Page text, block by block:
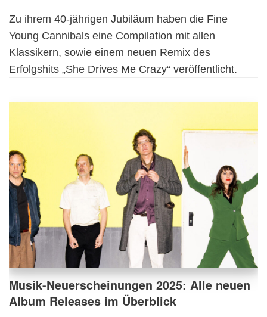
Zu ihrem 40-jährigen Jubiläum haben die Fine
Young Cannibals eine Compilation mit allen
Klassikern, sowie einem neuen Remix des
Erfolgshits „She Drives Me Crazy“ veröffentlicht.
Musik-Neuerscheinungen 2025: Alle neuen
Album Releases im Überblick